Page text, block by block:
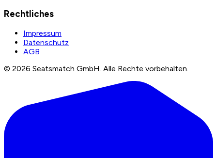
Rechtliches
Impressum
Datenschutz
AGB
© 2026 Seatsmatch GmbH. Alle Rechte vorbehalten.